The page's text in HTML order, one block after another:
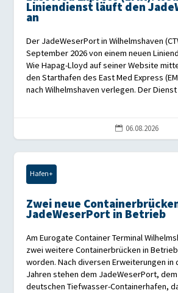
Liniendienst läuft den
an
Der JadeWeserPort in Wilhelmshaven
September 2026 von einem neuen
Wie Hapag-Lloyd auf seiner Website
den Starthafen des East Med Express
nach Wilhelmshaven verlegen. Der
 06.08.2026
Hafen+
Zwei neue
JadeWeserPort in Betrieb
Am Eurogate Container Terminal
zwei weitere Containerbrücken in
worden. Nach diversen Erweiterungen in
Jahren stehen dem JadeWeserPort,
deutschen Tiefwasser-Containerhafen,